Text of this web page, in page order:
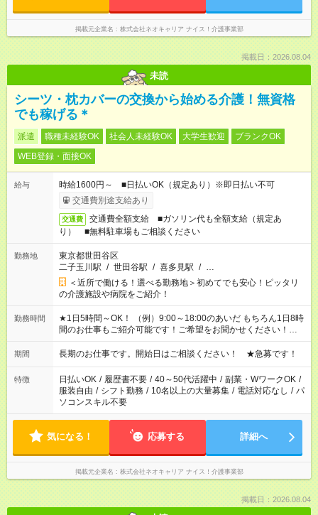
掲載元企業名 株式会社ネオキャリア ナイス！介護事業部
掲載日：2026.08.04
未読
シーツ・枕カバーの交換から始める介護！無資格
でも稼げる＊
派遣 職種未経験OK 社会人未経験OK 大学生歓迎
ブランクOK
WEB登録・面接OK
給与
時給1600円～ ■日払いOK（規定あり）※即日払い不可
交通費別途支給あり
交通費
交通費全額支給 ■ガソリン代も全額支給（規定あ
り） ■無料駐車場もご相談ください
勤務地
東京都世田谷区
二子玉川駅 / 世田谷駅 / 喜多見駅 / …
＜近所で働ける！選べる勤務地＞初めてでも安心！ピッタリ
の介護施設や病院をご紹介！
勤務時間
★1日5時間～OK！ （例）9:00～18:00のあいだ もちろん1日8時
間のお仕事もご紹介可能です！ご希望をお聞かせください！★家
庭の都合でお休みが必要な場合も遠慮なくご相談ください。 ※
週最低15時間以上の勤務が必要です
期間 長期のお仕事です。開始日はご相談ください！ ★急募です！
特徴 日払いOK / 履歴書不要 / 40～50代活躍中 / 副業・WワークOK /
服装自由 / シフト勤務 / 10名以上の大量募集 / 電話対応なし / パ
ソコンスキル不要
気になる！ 応募する 詳細へ
掲載元企業名 株式会社ネオキャリア ナイス！介護事業部
掲載日：2026.08.04